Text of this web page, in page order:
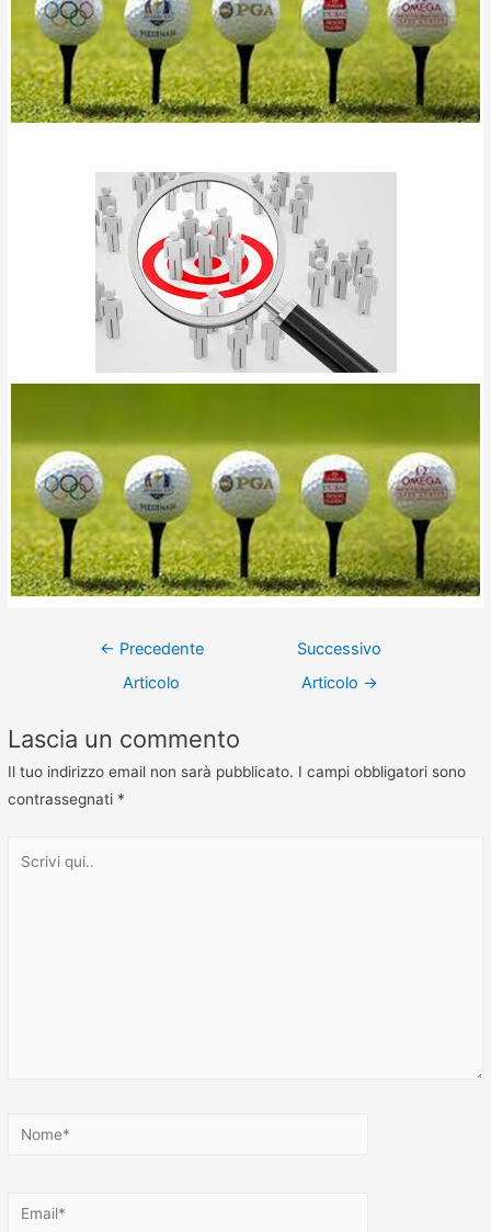
← Precedente
Articolo
Successivo
Articolo →
Lascia un commento
Il tuo indirizzo email non sarà pubblicato. I campi obbligatori sono
contrassegnati *